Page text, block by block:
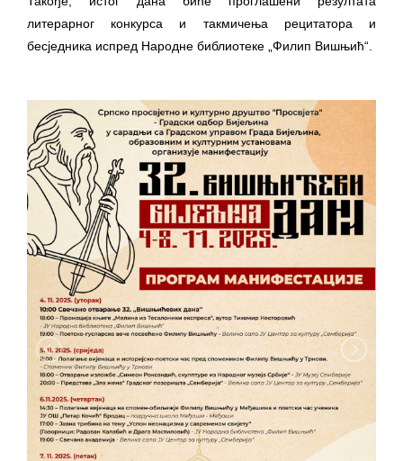
литерарног конкурса и такмичења рецитатора и
бесједника испред Народне библиотеке „Филип Вишњић“.